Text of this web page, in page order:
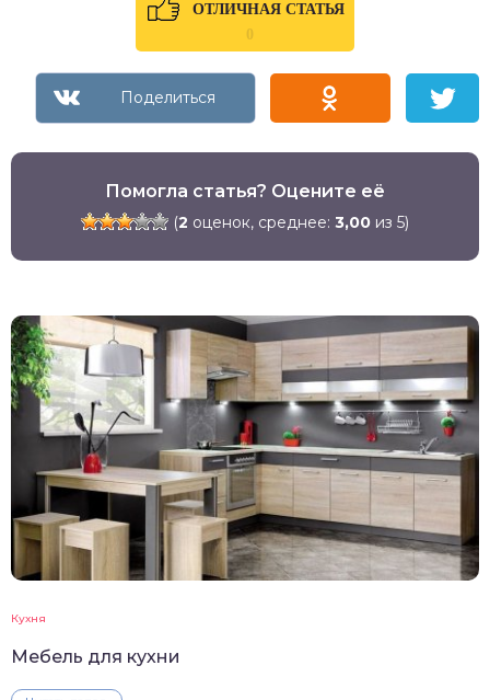
ОТЛИЧНАЯ СТАТЬЯ
0
Помогла статья? Оцените её
(2 оценок, среднее: 3,00 из 5)
Кухня
Мебель для кухни